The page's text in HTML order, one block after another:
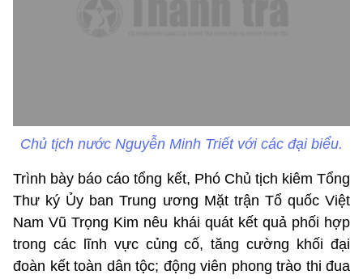
Chủ tịch nước Nguyễn Minh Triết với các đại biểu.
Trình bày báo cáo tổng kết, Phó Chủ tịch kiêm Tổng
Thư ký Ủy ban Trung ương Mặt trận Tổ quốc Việt
Nam Vũ Trọng Kim nêu khái quát kết quả phối hợp
trong các lĩnh vực củng cố, tăng cường khối đại
đoàn kết toàn dân tộc; động viên phong trào thi đua